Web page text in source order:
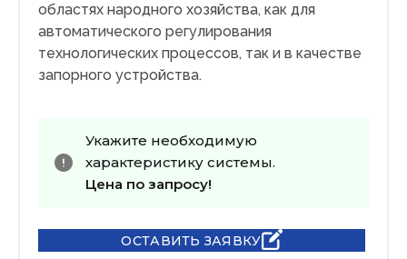
областях народного хозяйства, как для
автоматического регулирования
технологических процессов, так и в качестве
запорного устройства.
Укажите необходимую
характеристику системы.
Цена по запросу!
ОСТАВИТЬ ЗАЯВКУ